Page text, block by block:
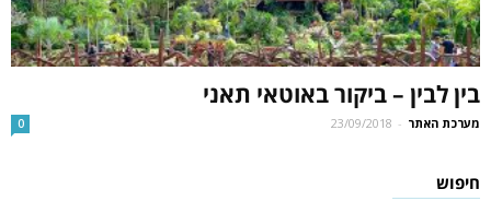
בין לבין – ביקור באוטאי תאני
מערכת האתר -
23/09/2018
0
חיפוש